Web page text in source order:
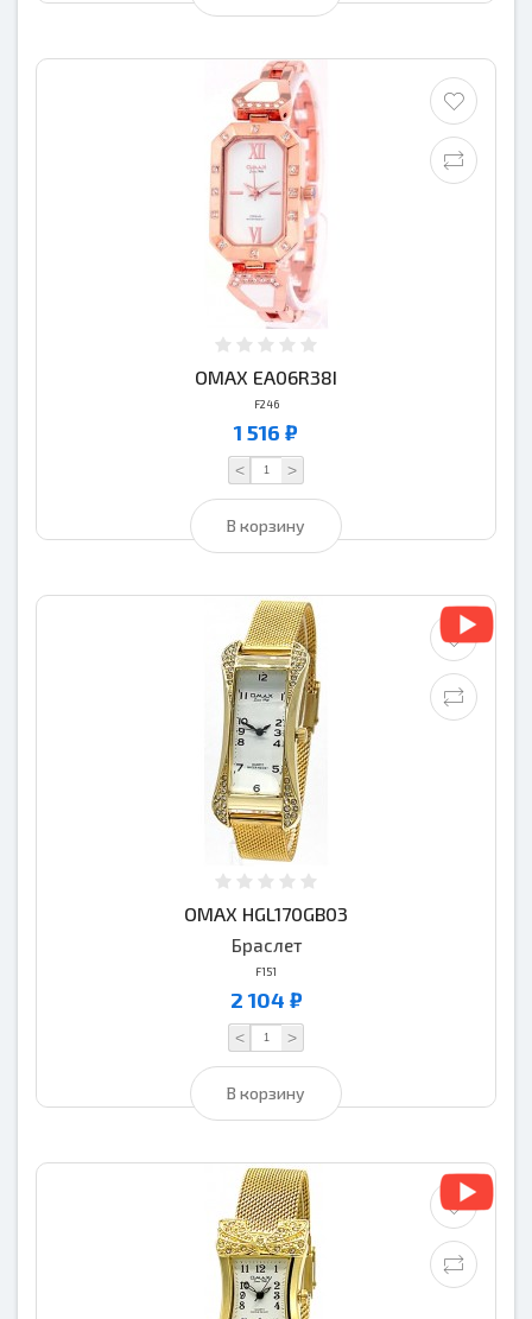
OMAX EA06R38I
F246
1 516 ₽
< >
В корзину
OMAX HGL170GB03
Браслет
F151
2 104 ₽
< >
В корзину